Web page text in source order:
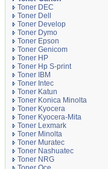
Toner DEC
Toner Dell
Toner Develop
Toner Dymo
Toner Epson
Toner Genicom
Toner HP
Toner Hp S-print
Toner IBM
Toner Intec
Toner Katun
Toner Konica Minolta
Toner Kyocera
Toner Kyocera-Mita
Toner Lexmark
Toner Minolta
Toner Muratec
Toner Nashuatec
Toner NRG